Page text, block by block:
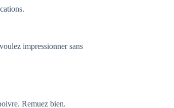
impressionner sans
Remuez bien.